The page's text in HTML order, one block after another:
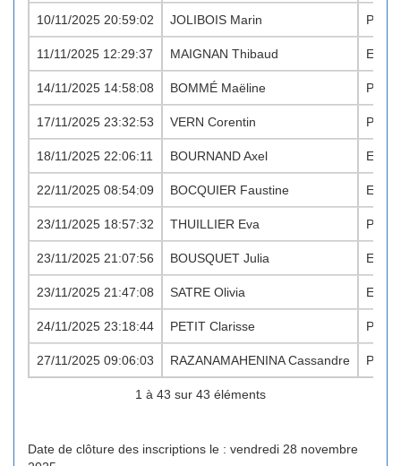
10/11/2025 20:59:02 JOLIBOIS Marin PO M
11/11/2025 12:29:37 MAIGNAN Thibaud EA M
14/11/2025 14:58:08 BOMMÉ Maëline PO F
17/11/2025 23:32:53 VERN Corentin PO M
18/11/2025 22:06:11 BOURNAND Axel EA M
22/11/2025 08:54:09 BOCQUIER Faustine EA F
23/11/2025 18:57:32 THUILLIER Eva PO F
23/11/2025 21:07:56 BOUSQUET Julia EA F
23/11/2025 21:47:08 SATRE Olivia EA F
24/11/2025 23:18:44 PETIT Clarisse PO F
27/11/2025 09:06:03 RAZANAMAHENINA Cassandre PO F
1 à 43 sur 43 éléments
Date de clôture des inscriptions le : vendredi 28 novembre